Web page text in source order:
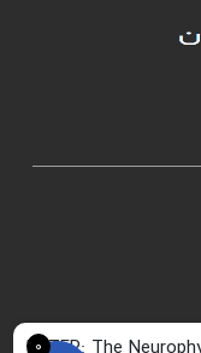
0